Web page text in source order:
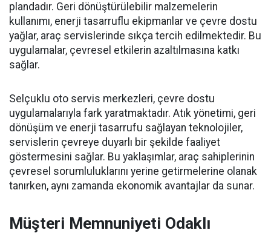
plandadır. Geri dönüştürülebilir malzemelerin
kullanımı, enerji tasarruflu ekipmanlar ve çevre dostu
yağlar, araç servislerinde sıkça tercih edilmektedir. Bu
uygulamalar, çevresel etkilerin azaltılmasına katkı
sağlar.
Selçuklu oto servis merkezleri, çevre dostu
uygulamalarıyla fark yaratmaktadır. Atık yönetimi, geri
dönüşüm ve enerji tasarrufu sağlayan teknolojiler,
servislerin çevreye duyarlı bir şekilde faaliyet
göstermesini sağlar. Bu yaklaşımlar, araç sahiplerinin
çevresel sorumluluklarını yerine getirmelerine olanak
tanırken, aynı zamanda ekonomik avantajlar da sunar.
Müşteri Memnuniyeti Odaklı